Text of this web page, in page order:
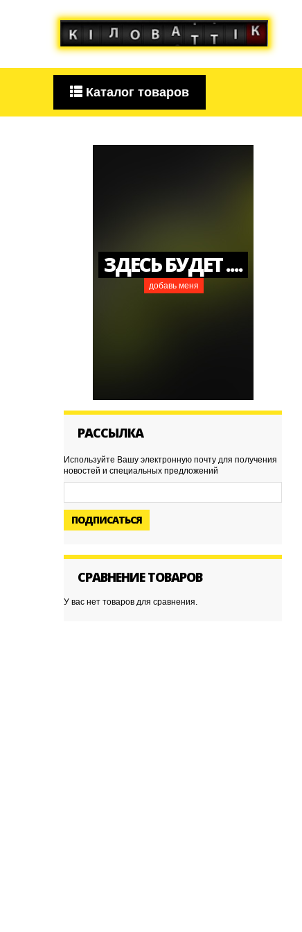
Каталог товаров
ЗДЕСЬ БУДЕТ ....
добавь меня
РАССЫЛКА
Используйте Вашу электронную почту для получения
новостей и специальных предложений
ПОДПИСАТЬСЯ
СРАВНЕНИЕ ТОВАРОВ
У вас нет товаров для сравнения.